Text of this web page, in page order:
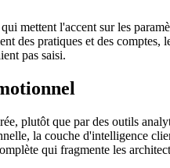
mettent l'accent sur les
des pratiques et des comptes,
pas saisi.
plutôt que par des outils
la couche d'intelligence
qui fragmente les